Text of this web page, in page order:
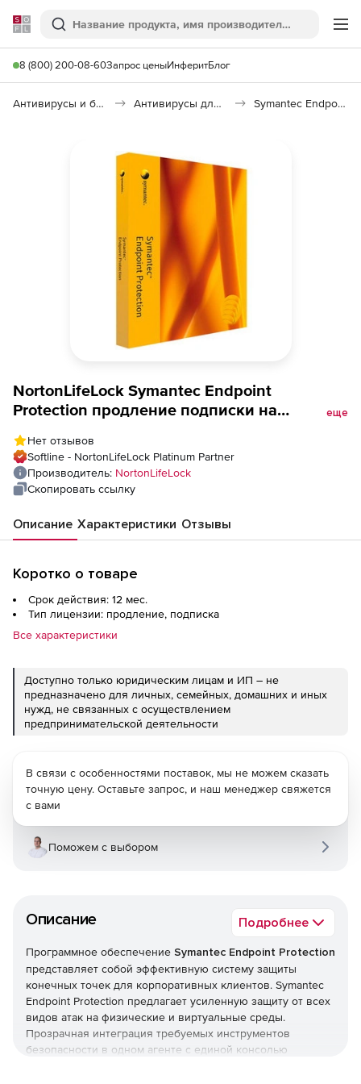
Softline
Поиск
8 (800) 200-08-60Запрос ценыИнферитБлог
Антивирусы и безопасность Антивирусы для организаций Symantec Endpoint Protection
NortonLifeLock Symantec Endpoint
Protection продление подписки на
на 1 год Количество устройств
еще
Нет отзывов
Softline - NortonLifeLock Platinum Partner
Производитель: NortonLifeLock
Скопировать ссылку
Описание Характеристики Отзывы
Коротко о товаре
Срок действия: 12 мес.
Тип лицензии: продление, подписка
Все характеристики
Доступно только юридическим лицам и ИП – не
предназначено для личных, семейных, домашних и иных
нужд, не связанных с осуществлением
предпринимательской деятельности
Описание Подробнее
Программное обеспечение Symantec Endpoint Protection
представляет собой эффективную систему защиты
конечных точек для корпоративных клиентов. Symantec
Endpoint Protection предлагает усиленную защиту от всех
видов атак на физические и виртуальные среды.
Прозрачная интеграция требуемых инструментов
безопасности в одном агенте с единой консолью
В связи с особенностями поставок, мы не можем сказать
точную цену. Оставьте запрос, и наш менеджер свяжется
с вами
Поможем с выбором